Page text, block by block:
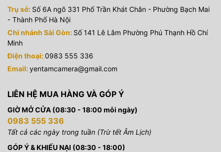
Trụ sở: Số 6A ngõ 331 Phố Trần Khát Chân - Phường Bạch Mai
- Thành Phố Hà Nội
Chi nhánh Sài Gòn: Số 141 Lê Lâm Phường Phú Thạnh Hồ Chí
Minh
Điện thoại:0983 555 336
Email:yentamcamera@gmail.com
LIÊN HỆ MUA HÀNG VÀ GÓP Ý
GIỜ MỞ CỬA (08:30 - 18:00 mỗi ngày)
0983 555 336
Tất cả các ngày trong tuần (Trừ tết Âm Lịch)
GÓP Ý & KHIẾU NẠI (08:30 - 18:00)